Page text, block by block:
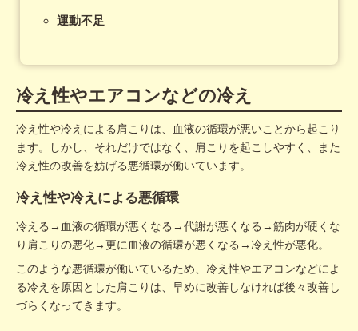
運動不足
冷え性やエアコンなどの冷え
冷え性や冷えによる肩こりは、血液の循環が悪いことから起こり
ます。しかし、それだけではなく、肩こりを起こしやすく、また
冷え性の改善を妨げる悪循環が働いています。
冷え性や冷えによる悪循環
冷える→血液の循環が悪くなる→代謝が悪くなる→筋肉が硬くな
り肩こりの悪化→更に血液の循環が悪くなる→冷え性が悪化。
このような悪循環が働いているため、冷え性やエアコンなどによ
る冷えを原因とした肩こりは、早めに改善しなければ後々改善し
づらくなってきます。